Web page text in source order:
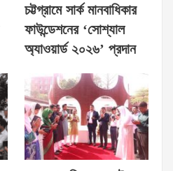
চট্টগ্রামে সার্ক মানবাধিকার
ফাউন্ডেশনের ‘সোশ্যাল
অ্যাওয়ার্ড ২০২৬’ প্রদান